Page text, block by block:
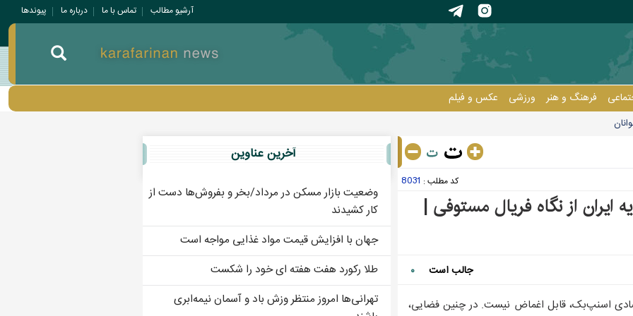
آرشیو مطالب تماس با ما درباره ما پيوندها
فرهنگ و هنر ورزشی عکس و فيلم
کد مطلب : 8031
ایران از نگاه فریال مستوفی |
جالب است ۰
اسنپ‌بک، قابل اغماض نیست. در چنین فضایی،
آخرين عناوين
وضعیت بازار مسکن در مرداد/بخر و بفروش‌ها دست از
کار کشیدند
جهان با افزایش قیمت مواد غذایی مواجه است
طلا رکورد هفت هفته ای خود را شکست
تهرانی‌ها امروز منتظر وزش باد و آسمان نیمه‌ابری